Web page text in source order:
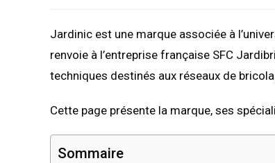
Jardinic est une marque associée à
renvoie à l’entreprise française SFC
techniques destinés aux réseaux de
Cette page présente la marque, ses
Sommaire